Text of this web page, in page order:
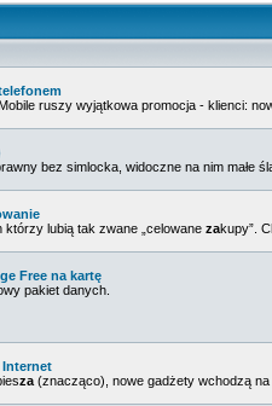
ruszy wyjątkowa promocja - klienci:
bez simlocka, widoczne na nim małe
lubią tak zwane „celowane zakupy”.
Free na kartę
pakiet danych.
Internet
za (znacząco), nowe gadżety wchodzą